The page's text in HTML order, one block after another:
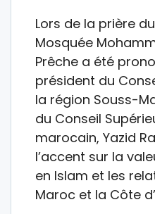
Lors de la prière
Mosquée
Prêche a été
président du
la région Souss-
du Conseil
marocain, Yazid
l’accent sur la
en Islam et les
Maroc et la Côte